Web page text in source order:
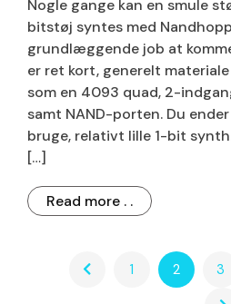
Nogle gange kan en smule
bitstøj syntes med
grundlæggende job at
er ret kort, generelt
som en 4093 quad, 2-
samt NAND-porten. Du
bruge, relativt lille 1-bit
[…]
Read more . .
1 2 3